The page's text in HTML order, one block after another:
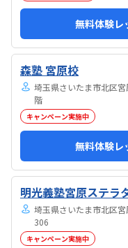
無料体験レ
森塾 宮原校
埼玉県さいたま市北区
階
キャンペーン実施中
無料体験レ
明光義塾宮原ステラ
埼玉県さいたま市北区
306
キャンペーン実施中